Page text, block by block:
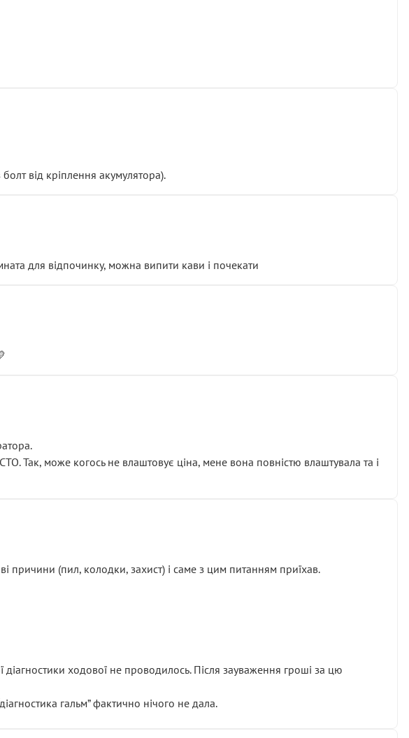
від кріплення акумулятора).
для відпочинку, можна випити кави і почекати
Так, може когось не влаштовує ціна, мене вона повністю влаштувала та і
причини (пил, колодки, захист) і саме з цим питанням приїхав.
діагностики ходової не проводилось. Після зауваження гроші за цю
гальм” фактично нічого не дала.